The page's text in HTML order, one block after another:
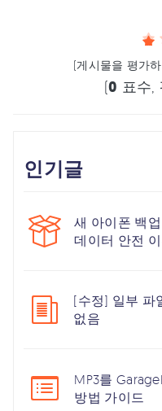
(게시물을 평가
(0 표수,
인기글
새 아이폰 백
데이터 안전
[수정] 일부 파
없음
MP3를
방법 가이드